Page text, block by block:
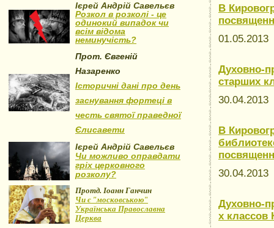
Ієрей Андрій Савельєв
Розкол в розколі - це
одинокий випадок чи
всім відома
неминучість?
Прот. Євгеній
Назаренко
Історичні дані про день
заснування фортеці в
честь святої праведної
Єлисавети
Ієрей Андрій Савельєв
Чи можливо оправдати
гріх церковного
розколу?
Протд. Іоанн Ганчин
Чи є "московською"
Українська Православна
Церква
В
01.05.2013
Духовно-
старших
30.04.2013
В
30.04.2013
Духовно-
х